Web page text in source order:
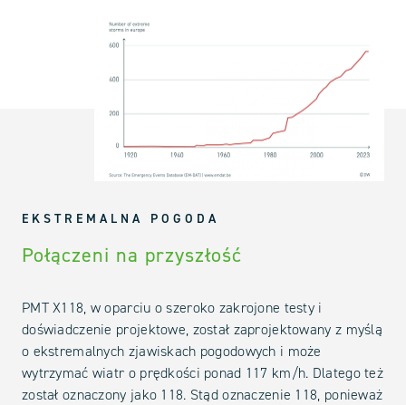
EKSTREMALNA POGODA
Połączeni na przyszłość
PMT X118, w oparciu o szeroko zakrojone testy i
doświadczenie projektowe, został zaprojektowany z myślą
o ekstremalnych zjawiskach pogodowych i może
wytrzymać wiatr o prędkości ponad 117 km/h. Dlatego też
został oznaczony jako 118. Stąd oznaczenie 118, ponieważ